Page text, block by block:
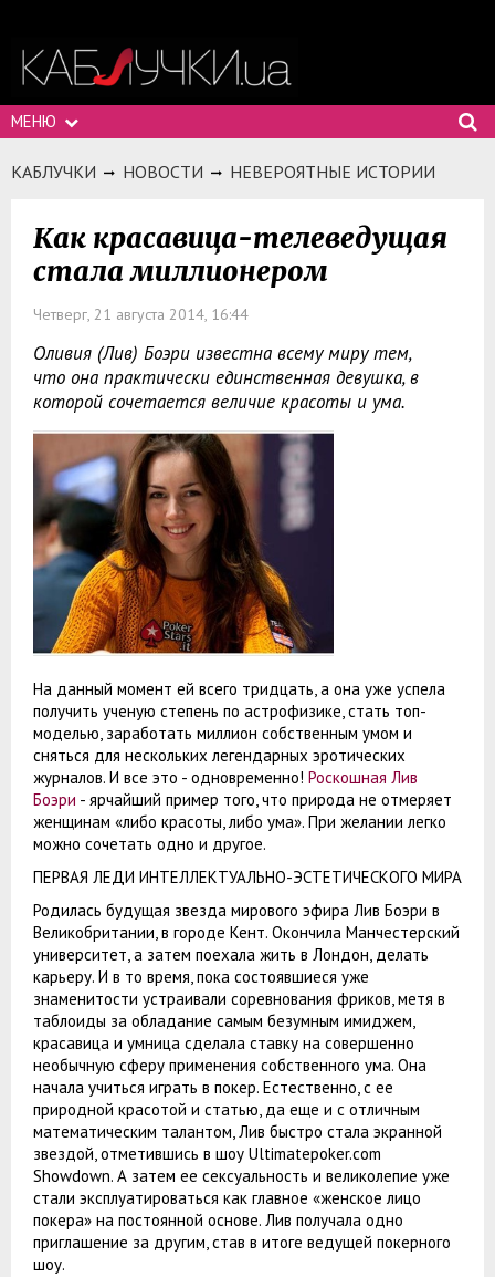
МЕНЮ
КАБЛУЧКИ НОВОСТИ НЕВЕРОЯТНЫЕ ИСТОРИИ
Как красавица-телеведущая
стала миллионером
Четверг, 21 августа 2014, 16:44
Оливия (Лив) Боэри известна всему миру тем,
что она практически единственная девушка, в
которой сочетается величие красоты и ума.
На данный момент ей всего тридцать, а она уже успела
получить ученую степень по астрофизике, стать топ-
моделью, заработать миллион собственным умом и
сняться для нескольких легендарных эротических
журналов. И все это - одновременно! Роскошная Лив
Боэри - ярчайший пример того, что природа не отмеряет
женщинам «либо красоты, либо ума». При желании легко
можно сочетать одно и другое.
ПЕРВАЯ ЛЕДИ ИНТЕЛЛЕКТУАЛЬНО-ЭСТЕТИЧЕСКОГО МИРА
Родилась будущая звезда мирового эфира Лив Боэри в
Великобритании, в городе Кент. Окончила Манчестерский
университет, а затем поехала жить в Лондон, делать
карьеру. И в то время, пока состоявшиеся уже
знаменитости устраивали соревнования фриков, метя в
таблоиды за обладание самым безумным имиджем,
красавица и умница сделала ставку на совершенно
необычную сферу применения собственного ума. Она
начала учиться играть в покер. Естественно, с ее
природной красотой и статью, да еще и с отличным
математическим талантом, Лив быстро стала экранной
звездой, отметившись в шоу Ultimatepoker.com
Showdown. А затем ее сексуальность и великолепие уже
стали эксплуатироваться как главное «женское лицо
покера» на постоянной основе. Лив получала одно
приглашение за другим, став в итоге ведущей покерного
шоу.